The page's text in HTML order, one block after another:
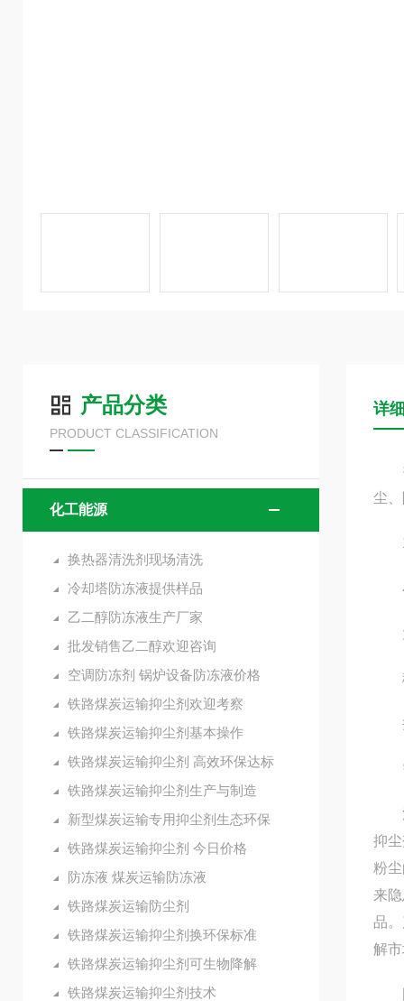
产品分类
PRODUCT CLASSIFICATION
化工能源
换热器清洗剂现场清洗
冷却塔防冻液提供样品
乙二醇防冻液生产厂家
批发销售乙二醇欢迎咨询
空调防冻剂 锅炉设备防冻液价格
铁路煤炭运输抑尘剂欢迎考察
铁路煤炭运输抑尘剂基本操作
铁路煤炭运输抑尘剂 高效环保达标
铁路煤炭运输抑尘剂生产与制造
新型煤炭运输专用抑尘剂生态环保
铁路煤炭运输抑尘剂 今日价格
防冻液 煤炭运输防冻液
铁路煤炭运输防尘剂
铁路煤炭运输抑尘剂换环保标准
铁路煤炭运输抑尘剂可生物降解
铁路煤炭运输抑尘剂技术
详
抑
尘
1
小
大
移
井
需
河
抑
粉
来
品
解